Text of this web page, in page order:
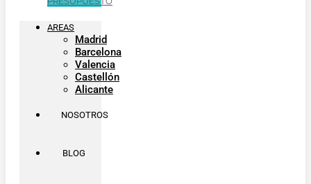
AREAS
Madrid
Barcelona
Valencia
Castellón
Alicante
NOSOTROS
BLOG